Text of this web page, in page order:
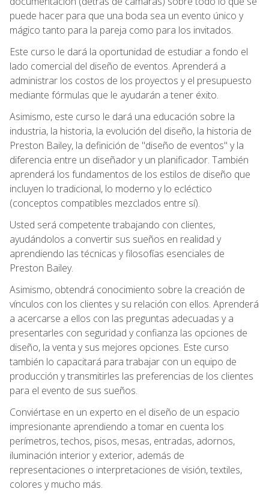
puede hacer para que una boda sea un evento único y
mágico tanto para la pareja como para los invitados.
Este curso le dará la oportunidad de estudiar a fondo el
lado comercial del diseño de eventos. Aprenderá a
administrar los costos de los proyectos y el presupuesto
mediante fórmulas que le ayudarán a tener éxito.
Asimismo, este curso le dará una educación sobre la
industria, la historia, la evolución del diseño, la historia de
Preston Bailey, la definición de "diseño de eventos" y la
diferencia entre un diseñador y un planificador. También
aprenderá los fundamentos de los estilos de diseño que
incluyen lo tradicional, lo moderno y lo ecléctico
(conceptos compatibles mezclados entre sí).
Usted será competente trabajando con clientes,
ayudándolos a convertir sus sueños en realidad y
aprendiendo las técnicas y filosofías esenciales de
Preston Bailey.
Asimismo, obtendrá conocimiento sobre la creación de
vínculos con los clientes y su relación con ellos. Aprenderá
a acercarse a ellos con las preguntas adecuadas y a
presentarles con seguridad y confianza las opciones de
diseño, la venta y sus mejores opciones. Este curso
también lo capacitará para trabajar con un equipo de
producción y transmitirles las preferencias de los clientes
para el evento de sus sueños.
Conviértase en un experto en el diseño de un espacio
impresionante aprendiendo a tomar en cuenta los
perímetros, techos, pisos, mesas, entradas, adornos,
iluminación interior y exterior, además de
representaciones o interpretaciones de visión, textiles,
colores y mucho más.